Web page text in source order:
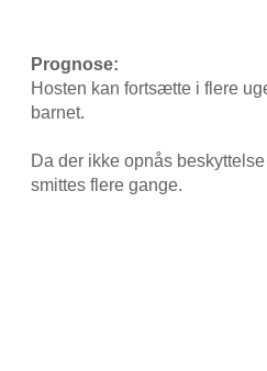
Prognose:
Hosten kan fortsætte i flere
barnet.
Da der ikke opnås
smittes flere gange.